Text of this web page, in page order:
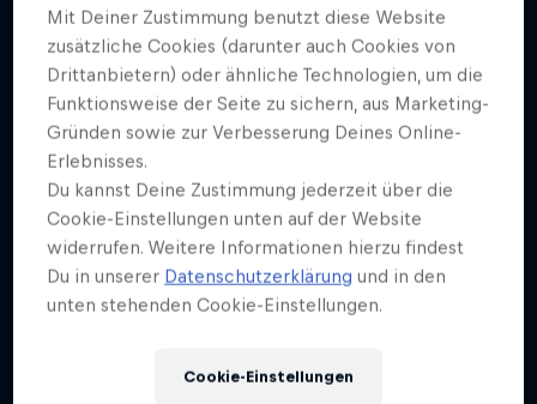
Mit Deiner Zustimmung benutzt diese Website
zusätzliche Cookies (darunter auch Cookies von
Drittanbietern) oder ähnliche Technologien, um die
Funktionsweise der Seite zu sichern, aus Marketing-
Gründen sowie zur Verbesserung Deines Online-
Erlebnisses.
Du kannst Deine Zustimmung jederzeit über die
Cookie-Einstellungen unten auf der Website
widerrufen. Weitere Informationen hierzu findest
Du in unserer Datenschutzerklärung und in den
unten stehenden Cookie-Einstellungen.
Cookie-Einstellungen